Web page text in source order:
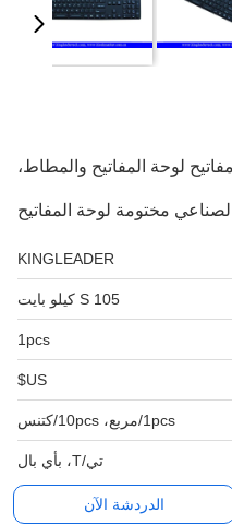
الصف الطبية IP68 105 مفاتيح لوحة المفاتيح والمطاط،
مختومة لوحة المفاتيح
KINGLEADER
105 S كيلو بايت
1pcs
US$
1pcs/مربع، 10pcs/كتنس
تي/T، بأي بال
الدردشة الآن